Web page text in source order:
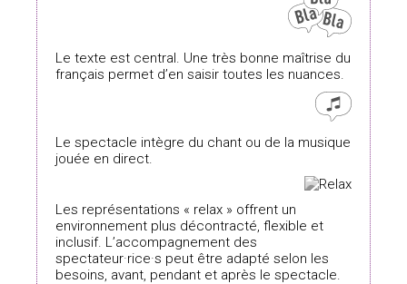
Le texte est central. Une très bonne maîtrise du
français permet d’en saisir toutes les nuances.
Le spectacle intègre du chant ou de la musique
jouée en direct.
Les représentations « relax » offrent un
environnement plus décontracté, flexible et
inclusif. L’accompagnement des
spectateur·rice·s peut être adapté selon les
besoins, avant, pendant et après le spectacle.